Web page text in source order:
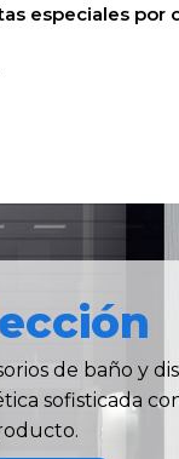
especiales por
de baño y
sofisticada